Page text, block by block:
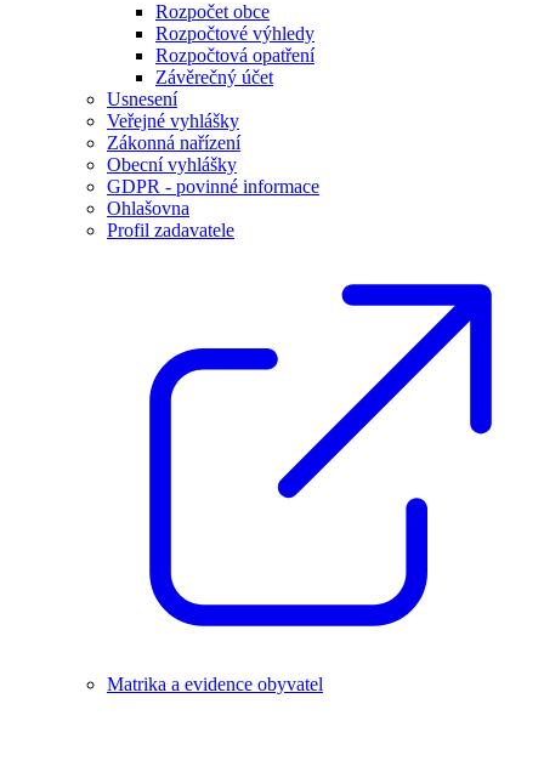
Rozpočet obce
Rozpočtové výhledy
Rozpočtová opatření
Závěrečný účet
Usnesení
Veřejné vyhlášky
Zákonná nařízení
Obecní vyhlášky
GDPR - povinné informace
Ohlašovna
Profil zadavatele
Matrika a evidence obyvatel